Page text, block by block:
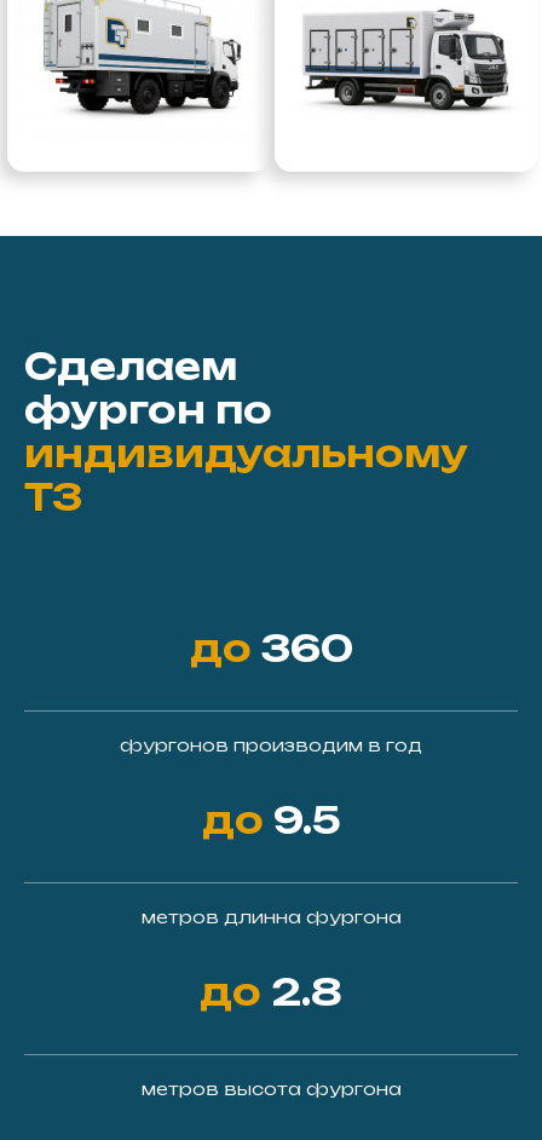
Сделаем
фургон по
индивидуальному
ТЗ
до 360
фургонов производим в год
до 9.5
метров длинна фургона
до 2.8
метров высота фургона